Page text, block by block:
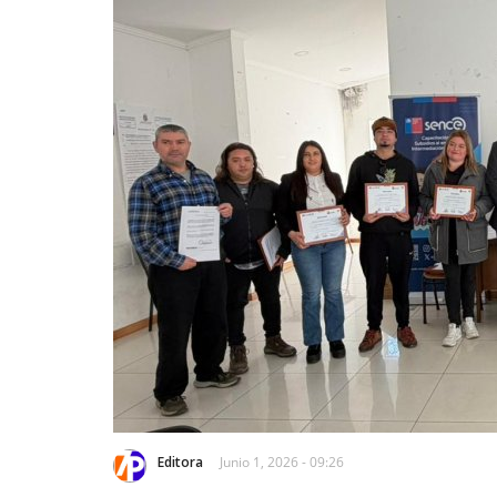
Editora Junio 1, 2026 - 09:26